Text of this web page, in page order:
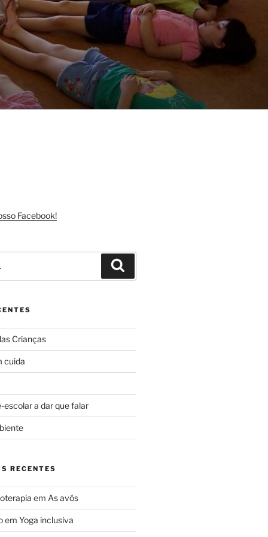
Facebook!
Crianças
cuida
escolar a dar que falar
RECENTES
em As avós
em Yoga inclusiva